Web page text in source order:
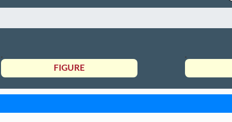
FIGURE